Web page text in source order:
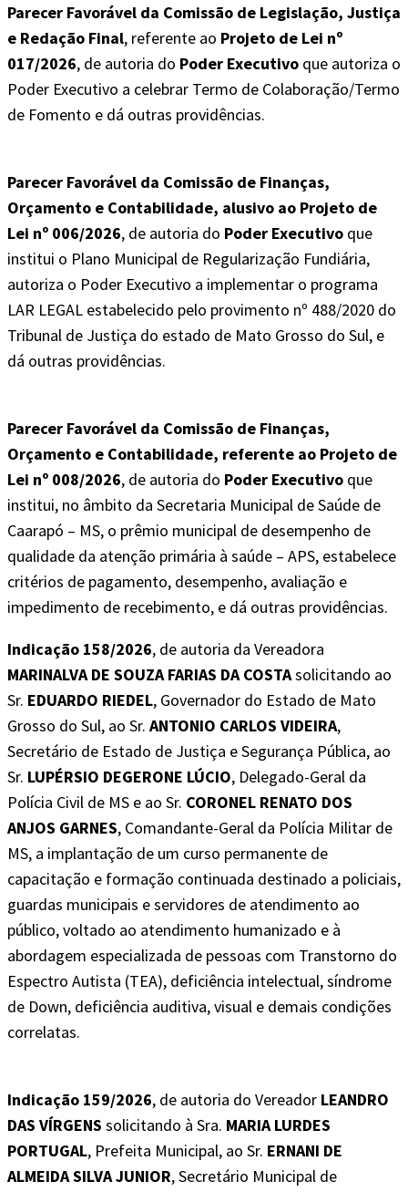
Parecer Favorável da Comissão de Legislação, Justiça
e Redação Final, referente ao Projeto de Lei nº
017/2026, de autoria do Poder Executivo que autoriza o
Poder Executivo a celebrar Termo de Colaboração/Termo
de Fomento e dá outras providências.
Parecer Favorável da Comissão de Finanças,
Orçamento e Contabilidade, alusivo ao Projeto de
Lei nº 006/2026, de autoria do Poder Executivo que
institui o Plano Municipal de Regularização Fundiária,
autoriza o Poder Executivo a implementar o programa
LAR LEGAL estabelecido pelo provimento nº 488/2020 do
Tribunal de Justiça do estado de Mato Grosso do Sul, e
dá outras providências.
Parecer Favorável da Comissão de Finanças,
Orçamento e Contabilidade, referente ao Projeto de
Lei nº 008/2026, de autoria do Poder Executivo que
institui, no âmbito da Secretaria Municipal de Saúde de
Caarapó – MS, o prêmio municipal de desempenho de
qualidade da atenção primária à saúde – APS, estabelece
critérios de pagamento, desempenho, avaliação e
impedimento de recebimento, e dá outras providências.
Indicação 158/2026, de autoria da Vereadora
MARINALVA DE SOUZA FARIAS DA COSTAsolicitando ao
Sr. EDUARDO RIEDEL, Governador do Estado de Mato
Grosso do Sul, ao Sr. ANTONIO CARLOS VIDEIRA,
Secretário de Estado de Justiça e Segurança Pública, ao
Sr. LUPÉRSIO DEGERONE LÚCIO, Delegado-Geral da
Polícia Civil de MS e ao Sr. CORONEL RENATO DOS
ANJOS GARNES, Comandante-Geral da Polícia Militar de
MS, a implantação de um curso permanente de
capacitação e formação continuada destinado a policiais,
guardas municipais e servidores de atendimento ao
público, voltado ao atendimento humanizado e à
abordagem especializada de pessoas com Transtorno do
Espectro Autista (TEA), deficiência intelectual, síndrome
de Down, deficiência auditiva, visual e demais condições
correlatas.
Indicação 159/2026, de autoria do Vereador LEANDRO
DAS VÍRGENS solicitando à Sra. MARIA LURDES
PORTUGAL, Prefeita Municipal, ao Sr. ERNANI DE
ALMEIDA SILVA JUNIOR, Secretário Municipal de